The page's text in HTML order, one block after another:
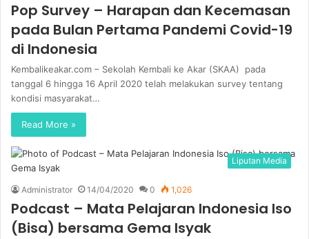
Pop Survey – Harapan dan Kecemasan
pada Bulan Pertama Pandemi Covid-19
di Indonesia
Kembalikeakar.com – Sekolah Kembali ke Akar (SKAA) pada
tanggal 6 hingga 16 April 2020 telah melakukan survey tentang
kondisi masyarakat…
Read More »
Liputan Media
Administrator 14/04/2020 0 1,026
Podcast – Mata Pelajaran Indonesia Iso
(Bisa) bersama Gema Isyak